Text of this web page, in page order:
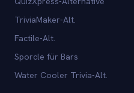
TriviaMaker-Alt.
Factile-Alt.
Sporcle für Bars
Water Cooler Trivia-Alt.